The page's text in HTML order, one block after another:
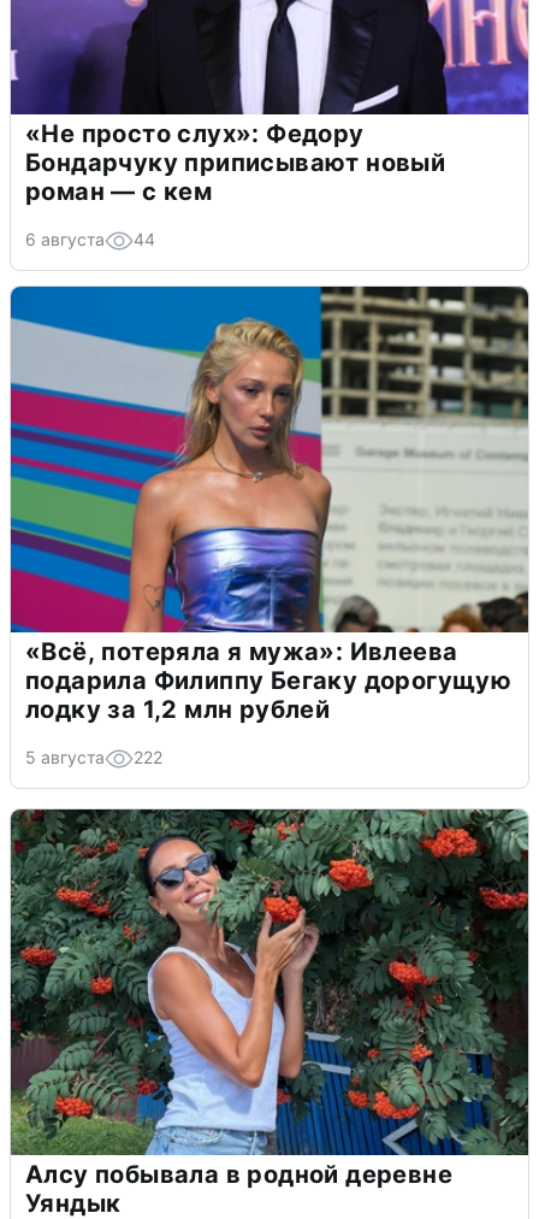
«Не просто слух»: Федору
Бондарчуку приписывают новый
роман — с кем
6 августа 44
«Всё, потеряла я мужа»: Ивлеева
подарила Филиппу Бегаку дорогущую
лодку за 1,2 млн рублей
5 августа 222
Алсу побывала в родной деревне
Уяндык